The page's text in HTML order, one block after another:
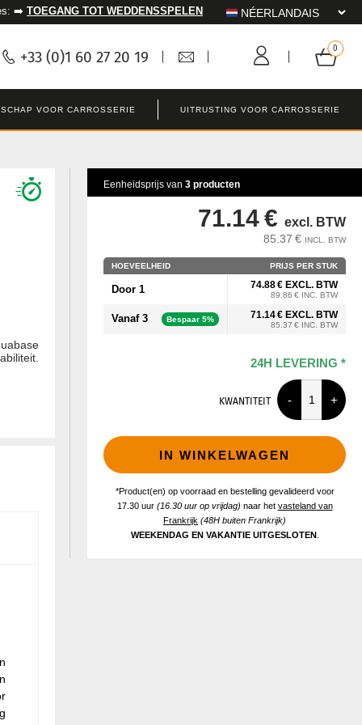
➡️ TOEGANG TOT WEDDENSSPELEN
+33 (0)1 60 27 20 19
VOOR CARROSSERIE UITRUSTING VOOR CARROSSERIE
Eenheidsprijs van 3 producten
HOEVEELHEID PRIJS PER STUK
Door 1 74.88 € EXCL. BTW
89.86 € INC. BTW
Vanaf 3 Bespaar 5% 71.14 € EXCL. BTW
85.37 € INC. BTW
24H LEVERING *
71.14 € excl. BTW
85.37 € INCL. BTW
KWANTITEIT
IN WINKELWAGEN
*Product(en) op voorraad en bestelling gevalideerd voor
17.30 uur (16.30 uur op vrijdag) naar het vasteland van
Frankrijk (48H buiten Frankrijk)
WEEKENDAG EN VAKANTIE UITGESLOTEN.